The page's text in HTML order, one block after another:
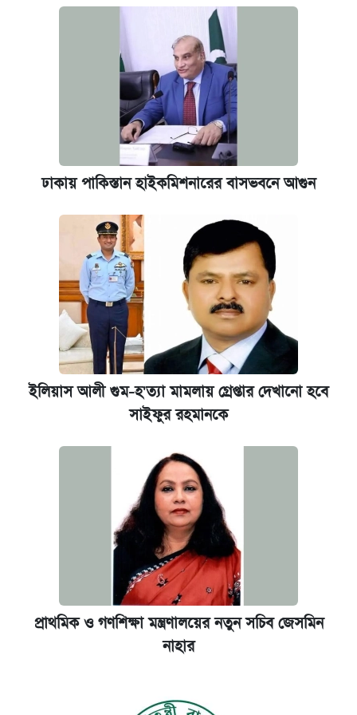
আজকের বাজারে স্বর্ণ-রুপার দাম (৫ আগস্ট)
ঢাকায় পাকিস্তান হাইকমিশনারের বাসভবনে আগুন
ইলিয়াস আলী গুম-হ'ত্যা মামলায় গ্রেপ্তার দেখানো হবে
সাইফুর রহমানকে
প্রাথমিক ও গণশিক্ষা মন্ত্রণালয়ের নতুন সচিব জেসমিন
নাহার